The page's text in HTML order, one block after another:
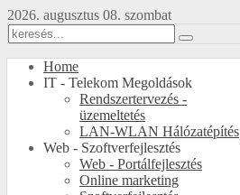
2026. augusztus 08. szombat
Home
IT - Telekom Megoldások
Rendszertervezés -
üzemeltetés
LAN-WLAN Hálózatépítés
Web - Szoftverfejlesztés
Web - Portálfejlesztés
Online marketing